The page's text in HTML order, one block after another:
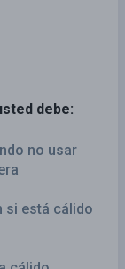
debe:
no usar
si está cálido